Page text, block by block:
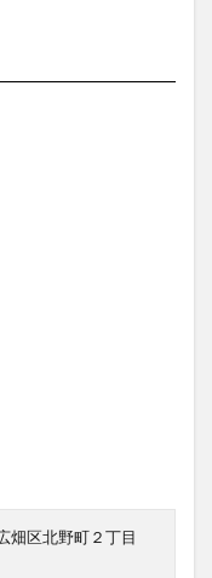
畑区北野町２丁目